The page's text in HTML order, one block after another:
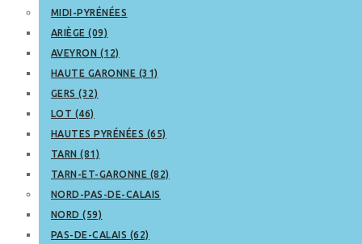
MIDI-PYRÉNÉES
ARIÈGE (09)
AVEYRON (12)
HAUTE GARONNE (31)
GERS (32)
LOT (46)
HAUTES PYRÉNÉES (65)
TARN (81)
TARN-ET-GARONNE (82)
NORD-PAS-DE-CALAIS
NORD (59)
PAS-DE-CALAIS (62)